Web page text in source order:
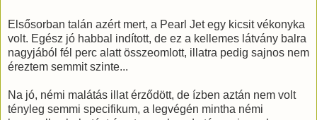
Elsősorban talán azért mert, a Pearl Jet egy kicsit vékonyka
volt. Egész jó habbal indított, de ez a kellemes látvány balra
nagyjából fél perc alatt összeomlott, illatra pedig sajnos nem
éreztem semmit szinte...
Na jó, némi malátás illat érződött, de ízben aztán nem volt
tényleg semmi specifikum, a legvégén mintha némi